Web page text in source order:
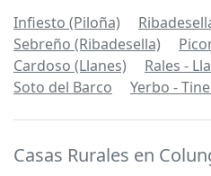
Infiesto (Piloña)
Sebreño (Ribadesella)
Cardoso (Llanes)
Rales -
Soto del Barco
Yerbo -
Casas Rurales en